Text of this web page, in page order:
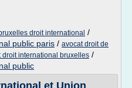
droit international /
public paris / avocat droit de
droit international bruxelles /
public
et Union